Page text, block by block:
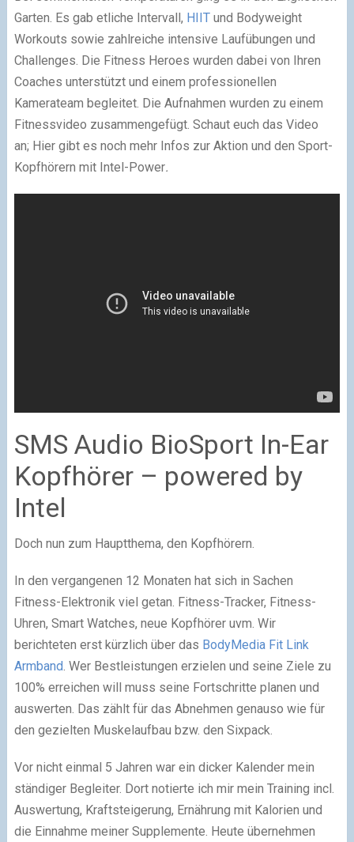
Garten. Es gab etliche Intervall, HIITund Bodyweight
Workouts sowie zahlreiche intensive Laufübungen und
Challenges. Die Fitness Heroes wurden dabei von Ihren
Coaches unterstützt und einem professionellen
Kamerateam begleitet. Die Aufnahmen wurden zu einem
Fitnessvideo zusammengefügt. Schaut euch das Video
an; Hier gibt es noch mehr Infos zur Aktion und den Sport-
Kopfhörern mit Intel-Power.
SMS Audio BioSport In-Ear
Kopfhörer – powered by
Intel
Doch nun zum Hauptthema, den Kopfhörern.
In den vergangenen 12 Monaten hat sich in Sachen
Fitness-Elektronik viel getan. Fitness-Tracker, Fitness-
Uhren, Smart Watches, neue Kopfhörer uvm. Wir
berichteten erst kürzlich über das BodyMedia Fit Link
Armband . Wer Bestleistungen erzielen und seine Ziele zu
100% erreichen will muss seine Fortschritte planen und
auswerten. Das zählt für das Abnehmen genauso wie für
den gezielten Muskelaufbau bzw. den Sixpack.
Vor nicht einmal 5 Jahren war ein dicker Kalender mein
ständiger Begleiter. Dort notierte ich mir mein Training incl.
Auswertung, Kraftsteigerung, Ernährung mit Kalorien und
die Einnahme meiner Supplemente. Heute übernehmen